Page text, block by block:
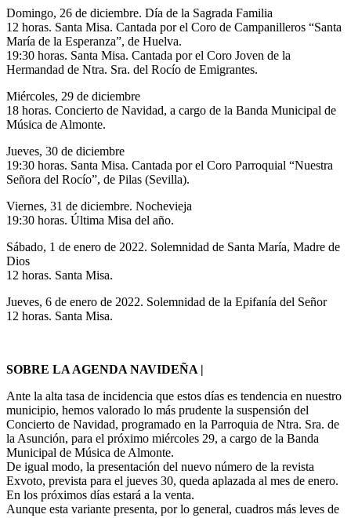
Domingo, 26 de diciembre. Día de la Sagrada Familia
12 horas. Santa Misa. Cantada por el Coro de Campanilleros “Santa
María de la Esperanza”, de Huelva.
19:30 horas. Santa Misa. Cantada por el Coro Joven de la
Hermandad de Ntra. Sra. del Rocío de Emigrantes.
Miércoles, 29 de diciembre
18 horas. Concierto de Navidad, a cargo de la Banda Municipal de
Música de Almonte.
Jueves, 30 de diciembre
19:30 horas. Santa Misa. Cantada por el Coro Parroquial “Nuestra
Señora del Rocío”, de Pilas (Sevilla).
Viernes, 31 de diciembre. Nochevieja
19:30 horas. Última Misa del año.
Sábado, 1 de enero de 2022. Solemnidad de Santa María, Madre de
Dios
12 horas. Santa Misa.
Jueves, 6 de enero de 2022. Solemnidad de la Epifanía del Señor
12 horas. Santa Misa.
SOBRE LA AGENDA NAVIDEÑA |
Ante la alta tasa de incidencia que estos días es tendencia en nuestro
municipio, hemos valorado lo más prudente la suspensión del
Concierto de Navidad, programado en la Parroquia de Ntra. Sra. de
la Asunción, para el próximo miércoles 29, a cargo de la Banda
Municipal de Música de Almonte.
De igual modo, la presentación del nuevo número de la revista
Exvoto, prevista para el jueves 30, queda aplazada al mes de enero.
En los próximos días estará a la venta.
Aunque esta variante presenta, por lo general, cuadros más leves de